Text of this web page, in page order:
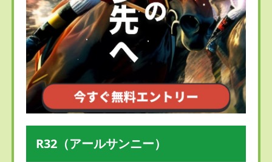
R32（アールサンニー）